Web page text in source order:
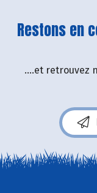
Restons en
....et retrouvez